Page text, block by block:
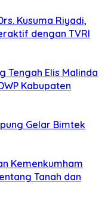
Kusuma Riyadi,
dengan TVRI
Tengah Elis Malinda
Kabupaten
Gelar Bimtek
Kemenkumham
Tanah dan